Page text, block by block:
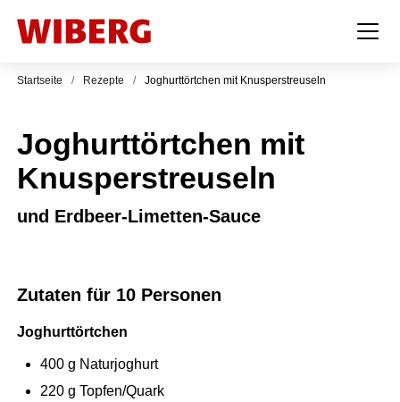
Startseite / Rezepte / Joghurttörtchen mit Knusperstreuseln
Joghurttörtchen mit
Knusperstreuseln
und Erdbeer-Limetten-Sauce
Zutaten für 10 Personen
Joghurttörtchen
400 g Naturjoghurt
220 g Topfen/Quark